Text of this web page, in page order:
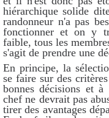
hiérarchique solide
randonneur n'a pas
fonctionner et on y
faible, tous les
s'agit de prendre une
En principe, la
se faire sur des
bonnes décisions et
chef ne devrait pas
tirer des avantages